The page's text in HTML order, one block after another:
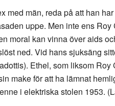
med män, reda på att han
uppe. Men inte ens Roy
moral kan vinna över aids
ned. Vid hans sjuksäng
Ethel, som liksom
make för att ha lämnat
i elektriska stolen 1953.